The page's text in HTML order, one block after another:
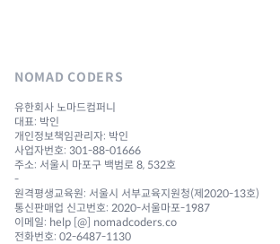
NOMAD CODERS
유한회사 노마드컴퍼니
대표: 박인
개인정보책임관리자: 박인
사업자번호: 301-88-01666
주소: 서울시 마포구 백범로 8, 532호
-
원격평생교육원: 서울시 서부교육지원청(제2020-13호)
통신판매업 신고번호: 2020-서울마포-1987
이메일: help [@] nomadcoders.co
전화번호: 02-6487-1130